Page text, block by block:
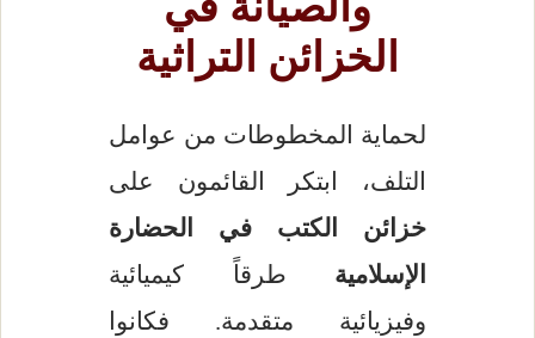
الخزائن التراثية
لحماية المخطوطات من عوامل
التلف، ابتكر القائمون على
خزائن الكتب في الحضارة
الإسلامية طرقاً كيميائية
وفيزيائية متقدمة. فكانوا